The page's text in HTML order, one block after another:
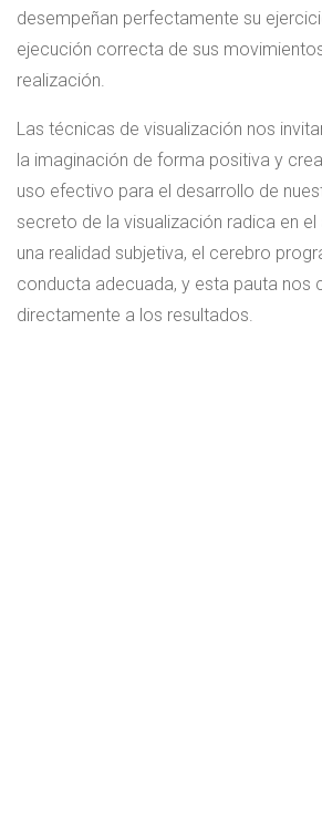
desempeñan perfectamente su
ejecución correcta de sus
realización.
Las técnicas de visualización nos
la imaginación de forma positiva y
uso efectivo para el desarrollo de
secreto de la visualización radica en
una realidad subjetiva, el cerebro
conducta adecuada, y esta pauta nos
directamente a los resultados.